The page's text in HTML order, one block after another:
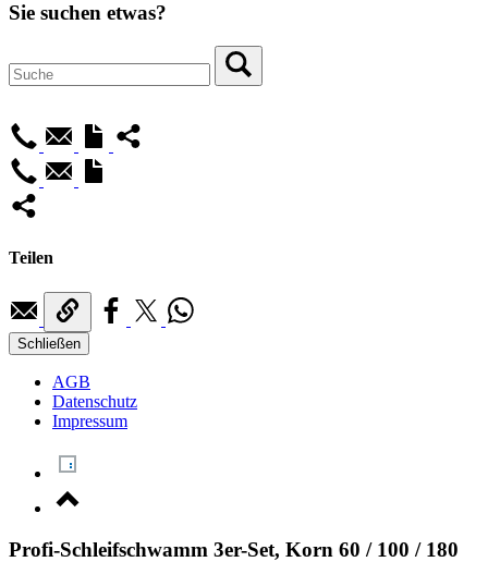
Sie suchen etwas?
Teilen
Schließen
AGB
Datenschutz
Impressum
Profi-Schleifschwamm 3er-Set, Korn 60 / 100 / 180